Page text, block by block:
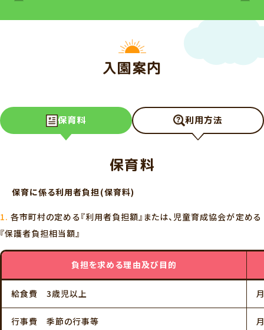
入園案内
保育料 利用方法
保育料
保育に係る利用者負担(保育料)
各市町村の定める『利用者負担額』または、児童育成協会が定める
『保護者負担相当額』
負担を求める理由及び目的
給食費 3歳児以上
行事費 季節の行事等